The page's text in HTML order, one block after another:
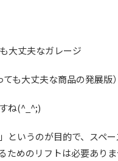
大丈夫なガレージ
も大丈夫な商品の発展版）
ね(^_^;)
というのが目的で、スペ
めのリフトは必要ありま